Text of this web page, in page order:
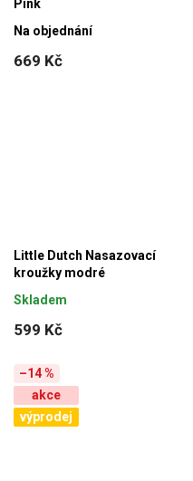
Pink
669 Kč
Na objednání
Little Dutch Nasazovací
kroužky modré
599 Kč
Skladem
–14 %
akce
výprodej